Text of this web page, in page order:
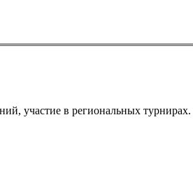
участие в региональных